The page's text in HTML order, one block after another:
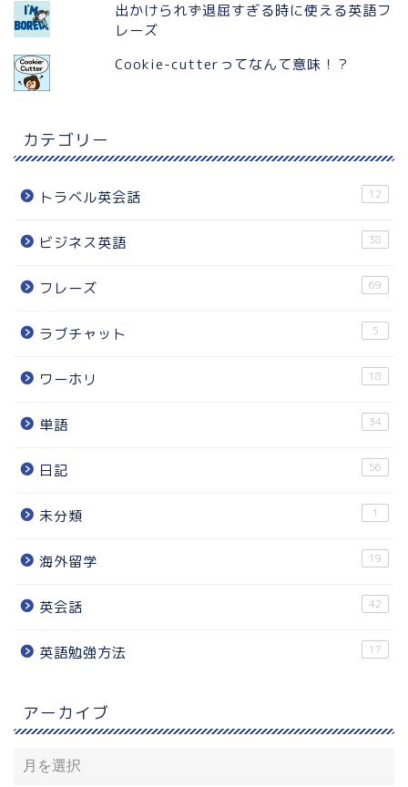
出かけられず退屈すぎる時に使える英語フ
レーズ
Cookie-cutterってなんて意味！？
カテゴリー
トラベル英会話 12
ビジネス英語 38
フレーズ 69
ラブチャット 5
ワーホリ 18
単語 34
日記 56
未分類 1
海外留学 19
英会話 42
英語勉強方法 17
アーカイブ